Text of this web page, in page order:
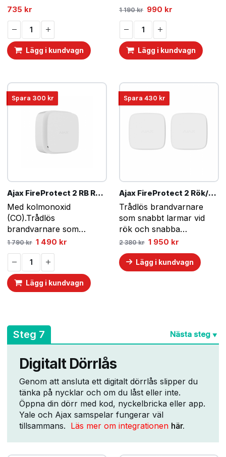
735 kr
Lägg i kundvagn
temperaturökningar.
Koppla till app i mobilen
för att ta emot brandlarm
oavsett vart du befinner
dig.
1 190kr Det
priset
var:
1
190 kr.
990 krDet
Lägg i kundvagn
Spara 300 kr
Ajax FireProtect 2 RB Rök/Värme/CO – Vit
Med kolmonoxid
(CO).Trådlös
brandvarnare som
upptäcker rök, snabba
temperaturökningar och
vid farliga nivåer av
kolmonoxid. Koppla till
app i mobilen för att ta
emot brandlarm oavsett
1 790kr Det
priset
var:
1
790 kr.
1 490 krDet
490 kr.
Lägg i kundvagn
Spara 430 kr
Ajax FireProtect 2 Rök/Värme 2 -pack – Vit
Trådlös brandvarnare
som snabbt larmar vid
rök och snabba
temperaturökningar.
Koppla till app i mobilen
för att ta emot brandlarm
oavsett vart du befinner
2 380kr Det
priset
var:
2
1 950 krDet
priset
är:
1
Lägg i kundvagn
Steg 7 Nästa steg ▼
Digitalt Dörrlås
Genom att ansluta ett digitalt dörrlås slipper du
tänka på nycklar och om du låst eller inte.
Öppna din dörr med kod, nyckelbricka eller app.
Yale och Ajax samspelar fungerar väl
tillsammans. Läs mer om integrationen här.